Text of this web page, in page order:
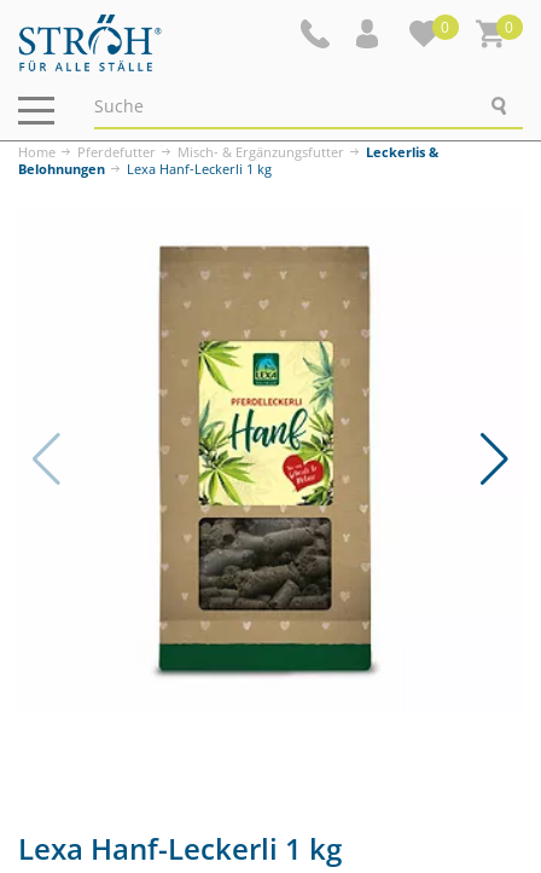
0 0
Navigation
ein-/ausblenden
Home Pferdefutter Misch- & Ergänzungsfutter
Leckerlis &
Belohnungen
Lexa Hanf-Leckerli 1 kg
Lexa Hanf-Leckerli 1 kg